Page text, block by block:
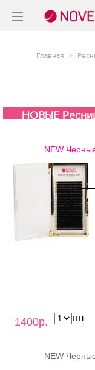
Главная >
НОВЫЕ
NEW
1400р. шт
NEW